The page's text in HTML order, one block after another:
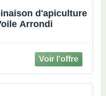
d'apiculture
Arrondi